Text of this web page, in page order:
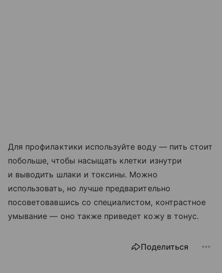
Для профилактики используйте воду — пить стоит
побольше, чтобы насыщать клетки изнутри
и выводить шлаки и токсины. Можно
использовать, но лучше предварительно
посоветовавшись со специалистом, контрастное
умывание — оно также приведет кожу в тонус.
Поделиться